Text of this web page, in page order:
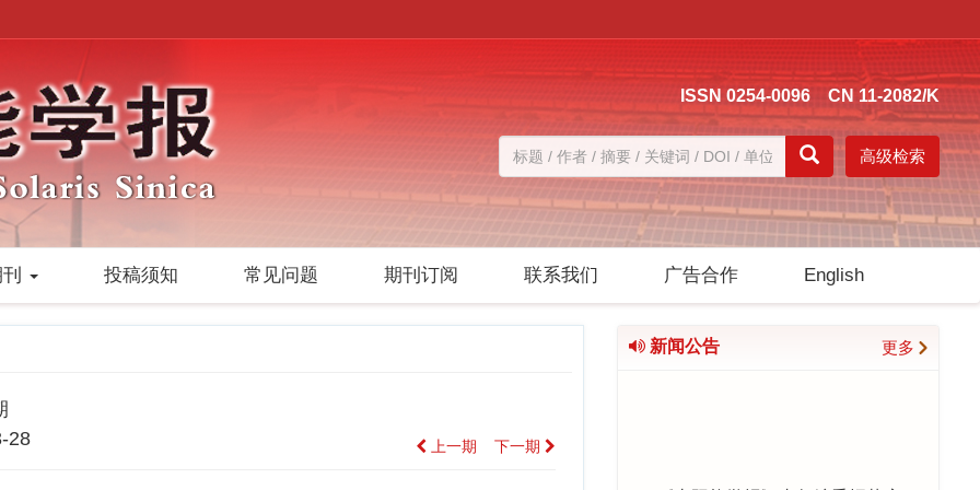
ISSN 0254-0096 CN 11-2082/K
高级检索
投稿须知 常见问题 期刊订阅 联系我们 广告合作 English
28
上一期 下一期
新闻公告 更多